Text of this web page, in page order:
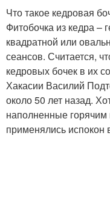
Что такое кедровая
Фитобочка из кедра –
квадратной или
сеансов. Считается,
кедровых бочек в их
Хакасии Василий
около 50 лет назад.
наполненные горячим
применялись испокон